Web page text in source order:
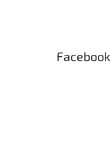
Facebook